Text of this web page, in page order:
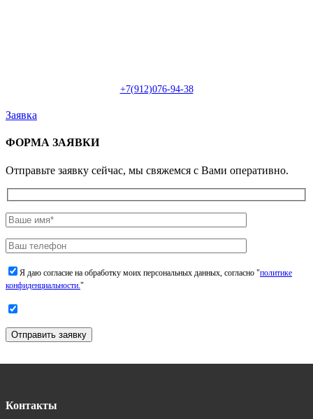
+7(912)076-94-38
Заявка
ФОРМА ЗАЯВКИ
Отправьте заявку сейчас, мы свяжемся с Вами оперативно.
Я даю согласие на обработку моих персональных данных, согласно "политике
конфиденциальности."
Отправить заявку
Контакты